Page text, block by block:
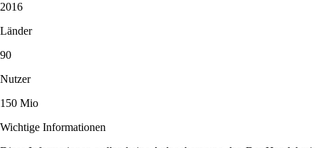
2016
Länder
90
Nutzer
150 Mio
Wichtige Informationen